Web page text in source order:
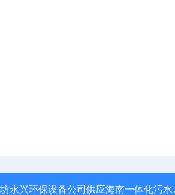
永兴环保设备公司供应海南一体化污水处理设备